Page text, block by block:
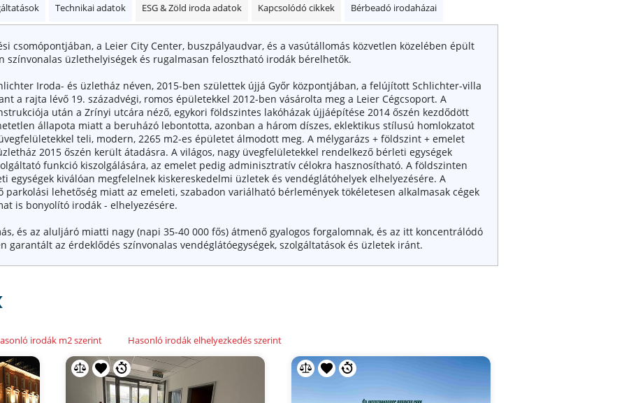
Technikai adatok ESG & Zöld iroda adatok Kapcsolódó cikkek Bérbeadó irodaházai
csomópontjában, a Leier City Center, buszpályaudvar, és a vasútállomás közvetlen közelében épült
színvonalas üzlethelyiségek és rugalmasan felosztható irodák bérelhetők.
Iroda- és üzletház néven, 2015-ben születtek újjá Győr központjában, a felújított Schlichter-villa
a rajta lévő 19. századvégi, romos épületekkel 2012-ben vásárolta meg a Leier Cégcsoport. A
után a Zrínyi utcára néző, egykori földszintes lakóházak újjáépítése 2014 őszén kezdődött
állapota miatt a beruházó lebontotta, azonban a három díszes, eklektikus stílusú homlokzatot
teli, modern, 2265 m2-es épületet álmodott meg. A mélygarázs + földszint + emelet
2015 őszén került átadásra. A világos, nagy üvegfelületekkel rendelkező bérleti egységek
funkció kiszolgálására, az emelet pedig adminisztratív célokra hasznosítható. A földszinten
egységek kiválóan megfelelnek kiskereskedelmi üzletek és vendéglátóhelyek elhelyezésére. A
parkolási lehetőség miatt az emeleti, szabadon variálható bérlemények tökéletesen alkalmasak cégek
is bonyolító irodák - elhelyezésére.
és az aluljáró miatti nagy (napi 35-40 000 fős) átmenő gyalogos forgalomnak, és az itt koncentrálódó
garantált az érdeklődés színvonalas vendéglátóegységek, szolgáltatások és üzletek iránt.
irodák m2 szerint Hasonló irodák elhelyezkedés szerint